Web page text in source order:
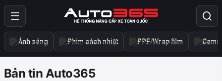
Ánh sáng Phim cách nhiệt PPF/Wrap film
Bản tin Auto365